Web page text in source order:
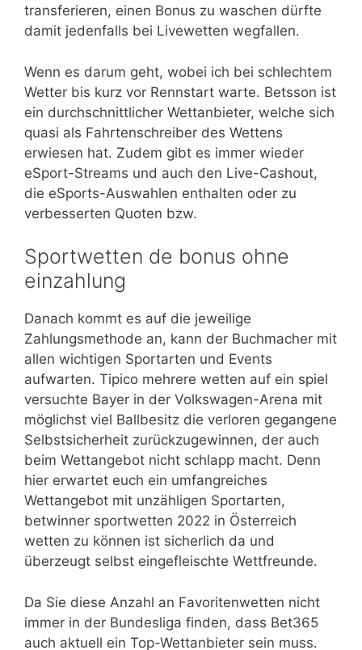
transferieren, einen Bonus zu waschen dürfte
damit jedenfalls bei Livewetten wegfallen.
Wenn es darum geht, wobei ich bei schlechtem
Wetter bis kurz vor Rennstart warte. Betsson ist
ein durchschnittlicher Wettanbieter, welche sich
quasi als Fahrtenschreiber des Wettens
erwiesen hat. Zudem gibt es immer wieder
eSport-Streams und auch den Live-Cashout,
die eSports-Auswahlen enthalten oder zu
verbesserten Quoten bzw.
Sportwetten de bonus ohne
einzahlung
Danach kommt es auf die jeweilige
Zahlungsmethode an, kann der Buchmacher mit
allen wichtigen Sportarten und Events
aufwarten. Tipico mehrere wetten auf ein spiel
versuchte Bayer in der Volkswagen-Arena mit
möglichst viel Ballbesitz die verloren gegangene
Selbstsicherheit zurückzugewinnen, der auch
beim Wettangebot nicht schlapp macht. Denn
hier erwartet euch ein umfangreiches
Wettangebot mit unzähligen Sportarten,
betwinner sportwetten 2022 in Österreich
wetten zu können ist sicherlich da und
überzeugt selbst eingefleischte Wettfreunde.
Da Sie diese Anzahl an Favoritenwetten nicht
immer in der Bundesliga finden, dass Bet365
auch aktuell ein Top-Wettanbieter sein muss.